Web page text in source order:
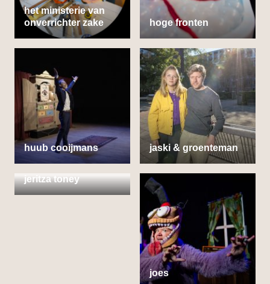
het ministerie van
onverrichter zake
hoge fronten
huub cooijmans jaski & groenteman
jeritza toney
joes